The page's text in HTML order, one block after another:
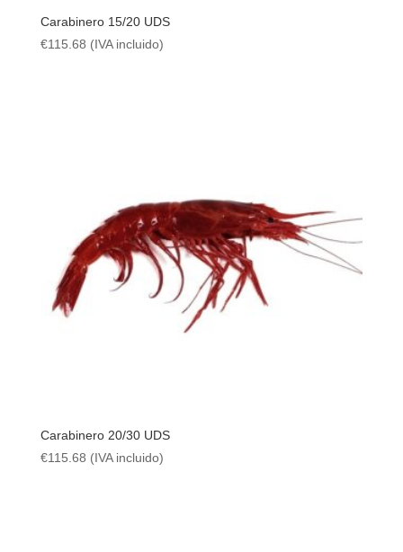
Carabinero 15/20 UDS
€115.68 (IVA incluido)
Carabinero 20/30 UDS
€115.68 (IVA incluido)